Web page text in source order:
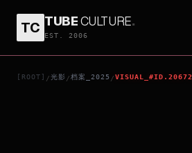
TC TUBECULTURE.
EST. 2006
[ROOT] /光影 /档案_2025 /VISUAL_#ID.20672
KAEDE